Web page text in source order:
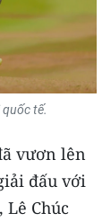
tế.
vươn lên
đấu với
Lê Chúc